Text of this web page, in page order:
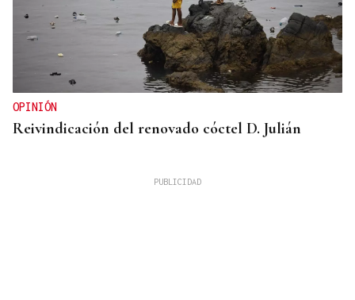
OPINIÓN
Reivindicación del renovado cóctel D. Julián